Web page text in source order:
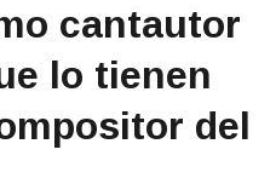
cantautor
lo tienen
del